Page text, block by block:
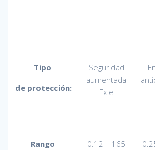
Tipo
de protección:
Seguridad
aumentada
Ex e
Rango
0.12 – 165